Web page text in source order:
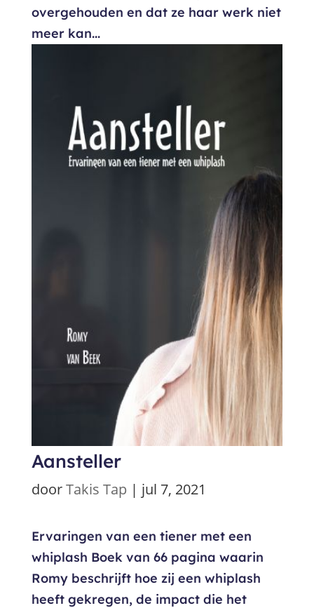
overgehouden en dat ze haar werk niet
meer kan...
Aansteller
doorTakis Tap | jul 7, 2021
Ervaringen van een tiener met een
whiplash Boek van 66 pagina waarin
Romy beschrijft hoe zij een whiplash
heeft gekregen, de impact die het